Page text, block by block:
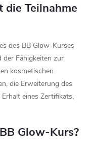
Teilnahme
des BB Glow-Kurses
der Fähigkeiten zur
kosmetischen
die Erweiterung des
eines Zertifikats,
Glow-Kurs?